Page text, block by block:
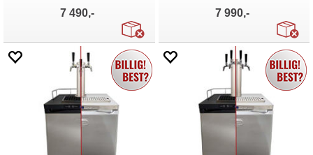
7 490,- 7 990,-